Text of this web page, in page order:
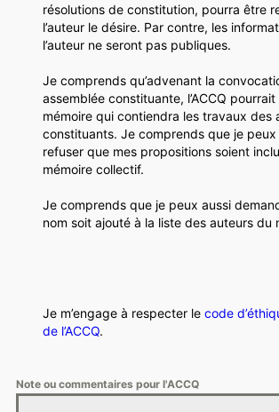
résolutions de constitution, pourra être
l’auteur le désire. Par contre, les
l’auteur ne seront pas publiques.
Je comprends qu’advenant la
assemblée constituante, l’ACCQ
mémoire qui contiendra les travaux des
constituants. Je comprends que je
refuser que mes propositions soient
mémoire collectif.
Je comprends que je peux aussi
nom soit ajouté à la liste des auteurs du
Je m’engage à respecter le code
de l’ACCQ.
Note ou commentaires pour l'ACCQ